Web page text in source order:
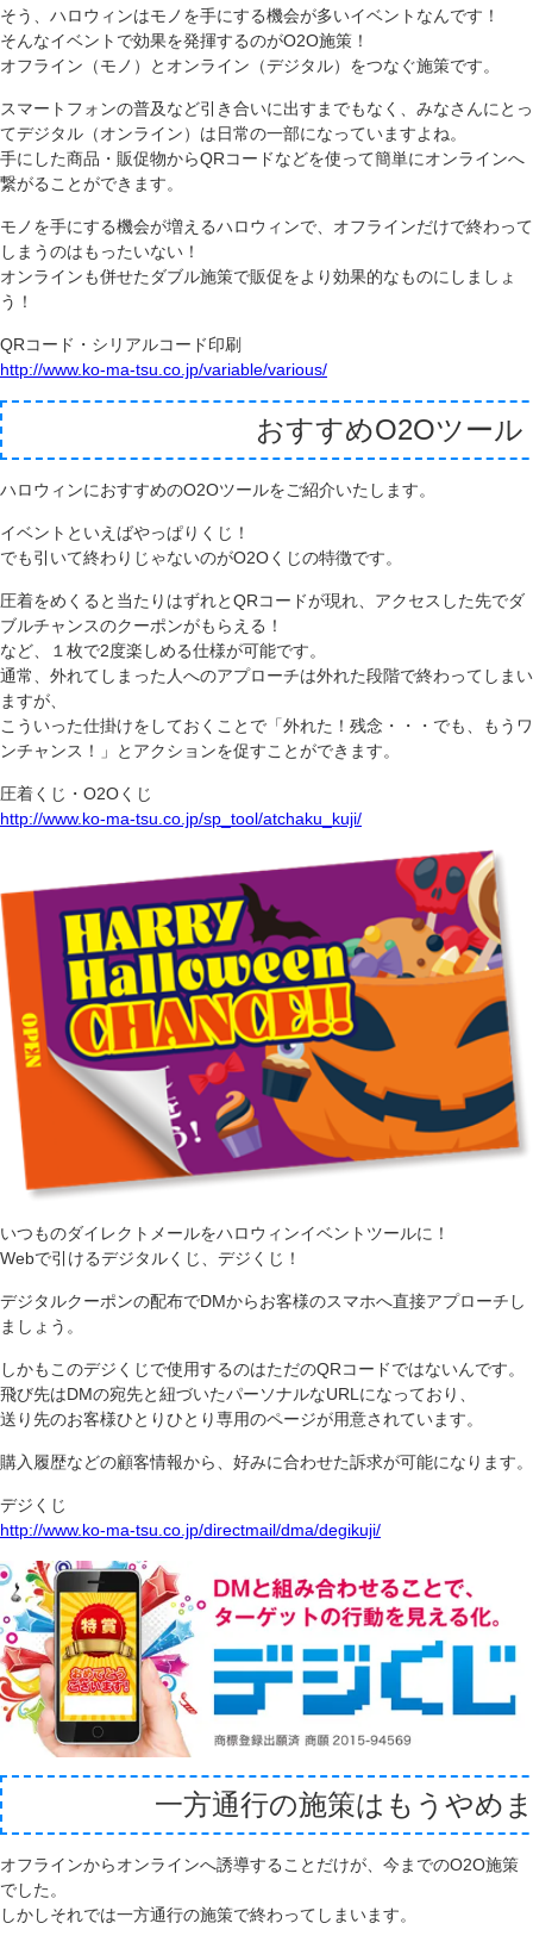
そう、ハロウィンはモノを手にする機会が多いイベントなんです！
そんなイベントで効果を発揮するのがO2O施策！
オフライン（モノ）とオンライン（デジタル）をつなぐ施策です。
スマートフォンの普及など引き合いに出すまでもなく、みなさんにとっ
てデジタル（オンライン）は日常の一部になっていますよね。
手にした商品・販促物からQRコードなどを使って簡単にオンラインへ
繋がることができます。
モノを手にする機会が増えるハロウィンで、オフラインだけで終わって
しまうのはもったいない！
オンラインも併せたダブル施策で販促をより効果的なものにしましょ
う！
QRコード・シリアルコード印刷
http://www.ko-ma-tsu.co.jp/variable/various/
おすすめO2Oツール
ハロウィンにおすすめのO2Oツールをご紹介いたします。
イベントといえばやっぱりくじ！
でも引いて終わりじゃないのがO2Oくじの特徴です。
圧着をめくると当たりはずれとQRコードが現れ、アクセスした先でダ
ブルチャンスのクーポンがもらえる！
など、１枚で2度楽しめる仕様が可能です。
通常、外れてしまった人へのアプローチは外れた段階で終わってしまい
ますが、
こういった仕掛けをしておくことで「外れた！残念・・・でも、もうワ
ンチャンス！」とアクションを促すことができます。
圧着くじ・O2Oくじ
http://www.ko-ma-tsu.co.jp/sp_tool/atchaku_kuji/
いつものダイレクトメールをハロウィンイベントツールに！
Webで引けるデジタルくじ、デジくじ！
デジタルクーポンの配布でDMからお客様のスマホへ直接アプローチし
ましょう。
しかもこのデジくじで使用するのはただのQRコードではないんです。
飛び先はDMの宛先と紐づいたパーソナルなURLになっており、
送り先のお客様ひとりひとり専用のページが用意されています。
購入履歴などの顧客情報から、好みに合わせた訴求が可能になります。
デジくじ
http://www.ko-ma-tsu.co.jp/directmail/dma/degikuji/
一方通行の施策はもうやめ
オフラインからオンラインへ誘導することだけが、今までのO2O施策
でした。
しかしそれでは一方通行の施策で終わってしまいます。